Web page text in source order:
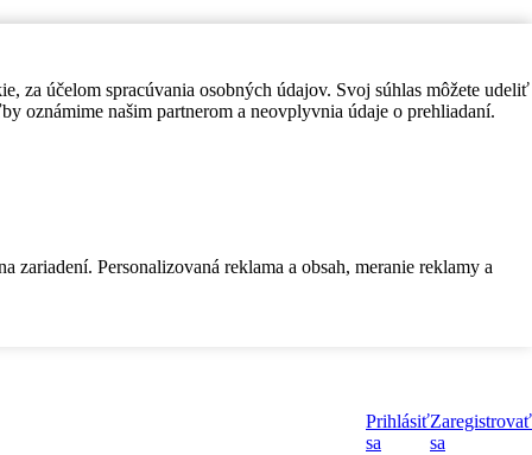
za účelom spracúvania osobných údajov. Svoj súhlas môžete udeliť
oznámime našim partnerom a neovplyvnia údaje o prehliadaní.
Personalizovaná reklama a obsah, meranie reklamy a
Prihlásiť
sa
Zaregistrovať
sa